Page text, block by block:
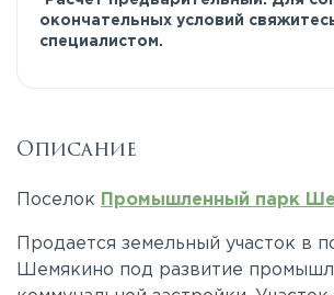
окончательных условий
специалистом.
Описание
Поселок Промышленный парк
Продается земельный участок в
Шемякино под развитие